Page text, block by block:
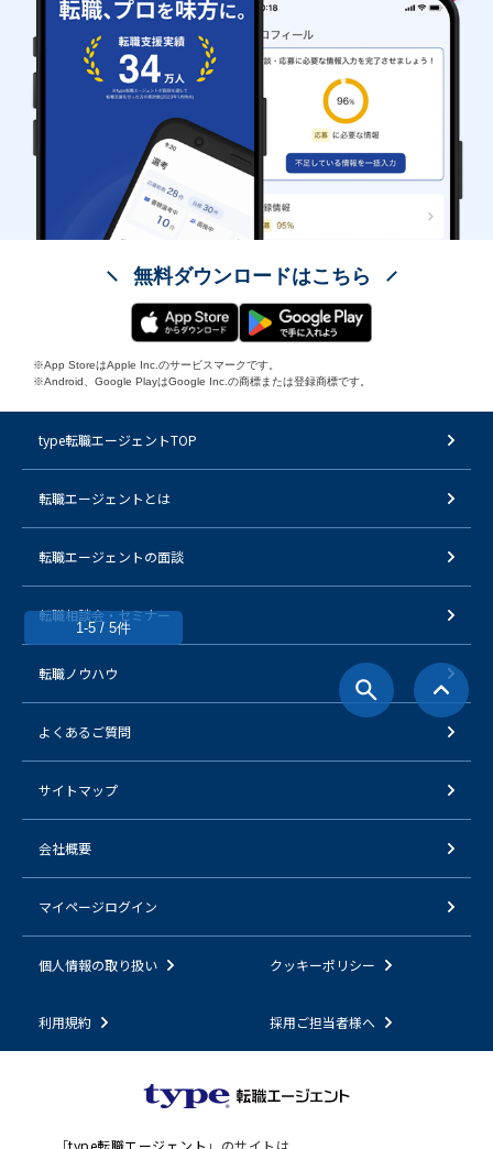
1-5 / 5件
無料ダウンロードはこちら
※App StoreはApple Inc.のサービスマークです。
※Android、Google PlayはGoogle Inc.の商標または登録商標です。
type転職エージェントTOP
転職エージェントとは
転職エージェントの面談
転職相談会・セミナー
転職ノウハウ
よくあるご質問
サイトマップ
会社概要
マイページログイン
個人情報の取り扱い クッキーポリシー
利用規約 採用ご担当者様へ
「type転職エージェント 」のサイトは